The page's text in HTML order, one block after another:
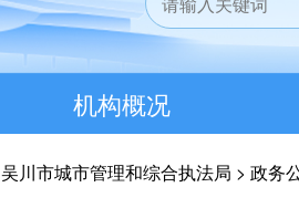
机构概况
吴川市城市管理和综合执法局 > 政务